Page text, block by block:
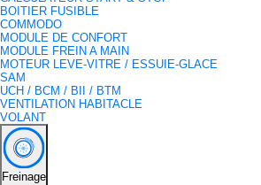
BOITIER FUSIBLE
COMMODO
MODULE DE CONFORT
MODULE FREIN A MAIN
MOTEUR LEVE-VITRE / ESSUIE-GLACE
SAM
UCH / BCM / BII / BTM
VENTILATION HABITACLE
VOLANT
Freinage